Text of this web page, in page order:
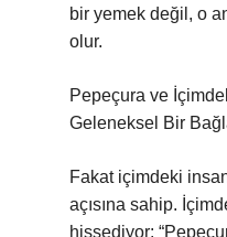
bir yemek değil, o
olur.
Pepeçura ve
Geleneksel Bir
Fakat içimdeki
açısına sahip.
hissediyor: